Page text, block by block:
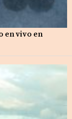
en vivo en